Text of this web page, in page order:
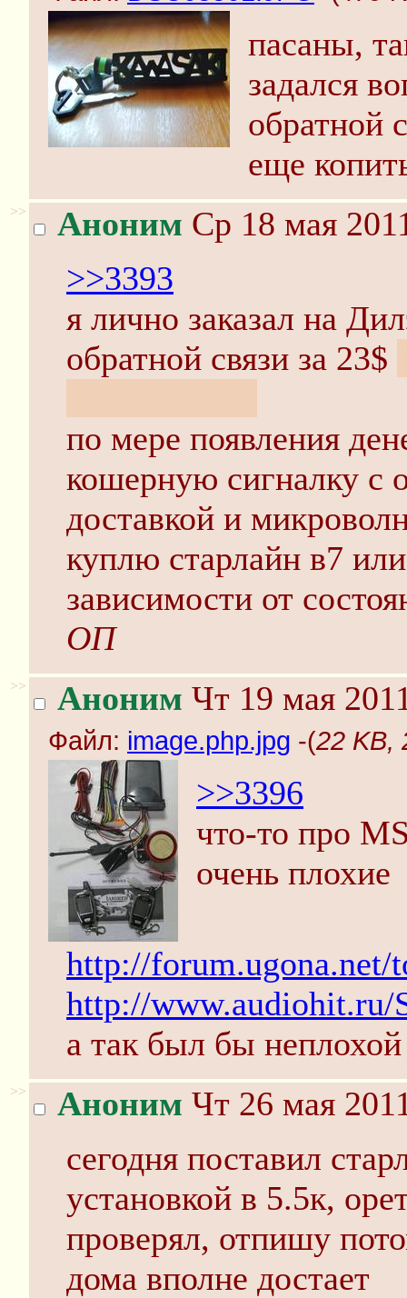
пасаны,
задался
обратной
еще
>> Аноним Ср 18 мая
>>3393
я лично заказал на
обратной связи за 23$
по мере появления
кошерную сигналку с
доставкой и
куплю старлайн в7
зависимости от
ОП
>> Аноним Чт 19 мая
Файл: image.php.jpg -(22 KB,
>>3396
что-то про
очень плохие
http://forum.ugona.net/
http://
а так был бы неплохой
>> Аноним Чт 26 мая
сегодня поставил
установкой в 5.5к,
проверял, отпишу
дома вполне достает